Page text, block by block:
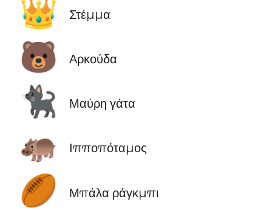
👑 Στέμμα
🐻 Αρκούδα
🐈‍⬛ Μαύρη γάτα
🦛 Ιπποπόταμος
🏉 Μπάλα ράγκμπι